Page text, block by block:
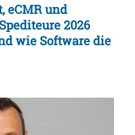
eCMR und
2026
wie Software die